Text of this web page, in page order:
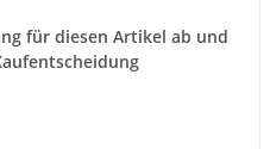
für diesen Artikel ab und